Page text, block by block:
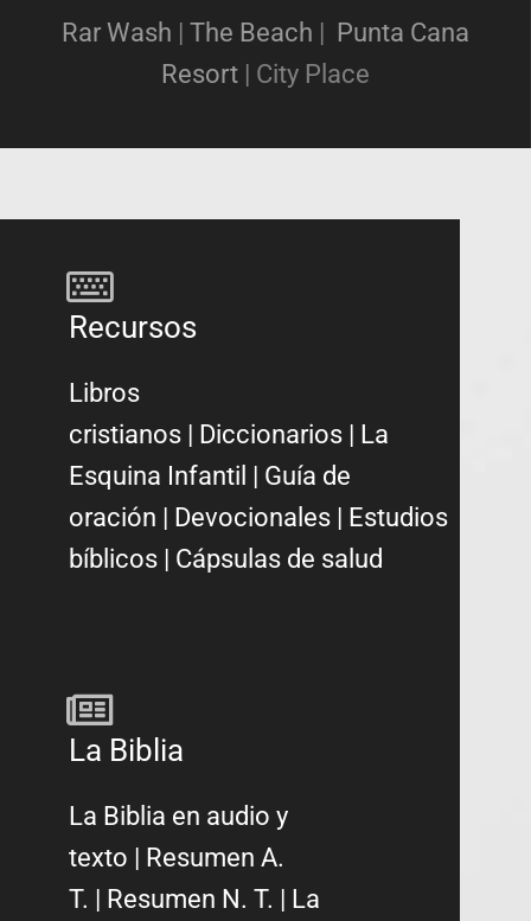
Rar Wash | The Beach | Punta Cana
Resort| City Place
Recursos
Libros
cristianos | Diccionarios | La
Esquina Infantil | Guía de
oración | Devocionales | Estudios
bíblicos | Cápsulas de salud
La Biblia
La Biblia en audio y
texto
Resumen A.
T.
Resumen N. T.
La